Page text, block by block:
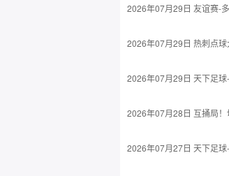
2026年07月29日 友谊赛-
2026年07月29日 热刺点
2026年07月29日 天下足
2026年07月28日 互捅局
2026年07月27日 天下足